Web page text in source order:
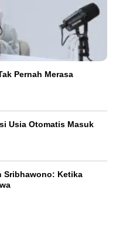
Pernah Merasa
Usia Otomatis Masuk
Sribhawono: Ketika